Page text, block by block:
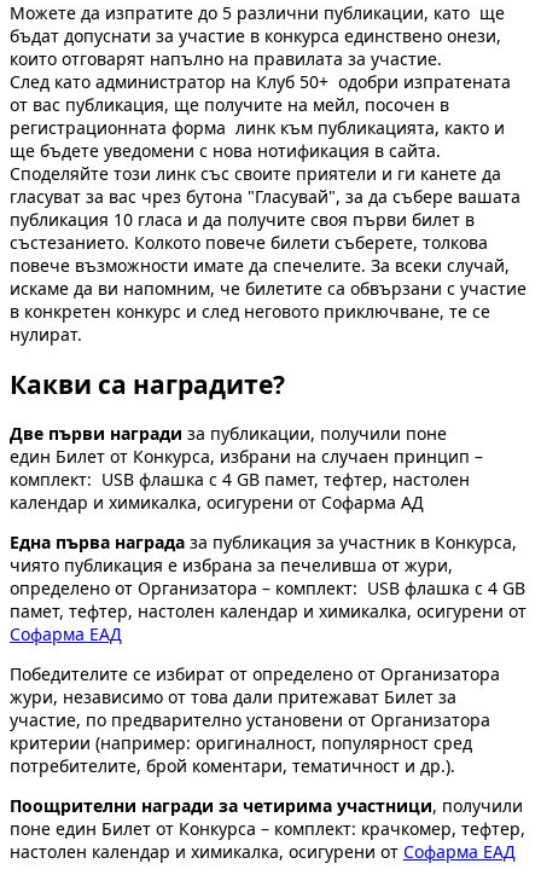
Можете да изпратите до 5 различни публикации, като ще
бъдат допуснати за участие в конкурса единствено онези,
които отговарят напълно на правилата за участие.
След като администратор на Клуб 50+ одобри изпратената
от вас публикация, ще получите на мейл, посочен в
регистрационната форма линк към публикацията, както и
ще бъдете уведомени с нова нотификация в сайта.
Споделяйте този линк със своите приятели и ги канете да
гласуват за вас чрез бутона "Гласувай", за да събере вашата
публикация 10 гласа и да получите своя първи билет в
състезанието. Колкото повече билети съберете, толкова
повече възможности имате да спечелите. За всеки случай,
искаме да ви напомним, че билетите са обвързани с участие
в конкретен конкурс и след неговото приключване, те се
нулират.
Какви са наградите?
Две първи награди за публикации, получили поне
един Билет от Конкурса, избрани на случаен принцип –
комплект: USB флашка с 4 GB памет, тефтер, настолен
календар и химикалка, осигурени от Софарма АД
Една първа награда за публикация за участник в Конкурса,
чиято публикация е избрана за печеливша от жури,
определено от Организатора – комплект: USB флашка с 4 GB
памет, тефтер, настолен календар и химикалка, осигурени от
Софарма ЕАД
Победителите се избират от определено от Организатора
жури, независимо от това дали притежават Билет за
участие, по предварително установени от Организатора
критерии (например: оригиналност, популярност сред
потребителите, брой коментари, тематичност и др.).
Поощрителни награди за четирима участници, получили
поне един Билет от Конкурса – комплект: крачкомер, тефтер,
настолен календар и химикалка, осигурени от Софарма ЕАД